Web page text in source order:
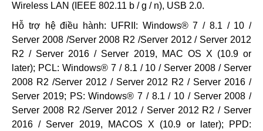
Wireless LAN (IEEE 802.11 b / g / n), USB 2.0.
Hỗ trợ hệ điều hành: UFRII: Windows® 7 / 8.1 / 10 /
Server 2008 /Server 2008 R2 /Server 2012 / Server 2012
R2 / Server 2016 / Server 2019, MAC OS X (10.9 or
later); PCL: Windows® 7 / 8.1 / 10 / Server 2008 / Server
2008 R2 /Server 2012 / Server 2012 R2 / Server 2016 /
Server 2019; PS: Windows® 7 / 8.1 / 10 / Server 2008 /
Server 2008 R2 /Server 2012 / Server 2012 R2 / Server
2016 / Server 2019, MACOS X (10.9 or later); PPD: